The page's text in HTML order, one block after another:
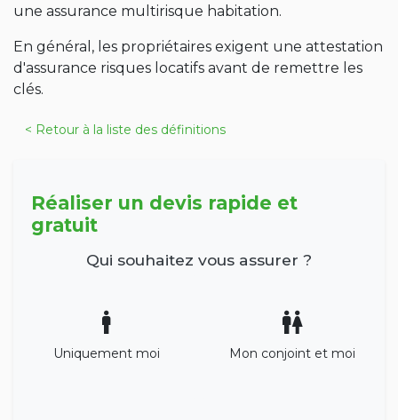
une assurance multirisque habitation.
En général, les propriétaires exigent une attestation
d'assurance risques locatifs avant de remettre les
clés.
< Retour à la liste des définitions
Réaliser un devis rapide et
gratuit
Qui souhaitez vous assurer ?
Uniquement moi Mon conjoint et moi